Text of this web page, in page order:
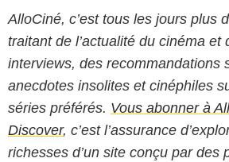
AlloCiné, c’est tous les jours plus
traitant de l’actualité du cinéma et
interviews, des recommandations
anecdotes insolites et cinéphiles
séries préférés. Vous abonner à
Discover, c’est l’assurance
richesses d’un site conçu par des